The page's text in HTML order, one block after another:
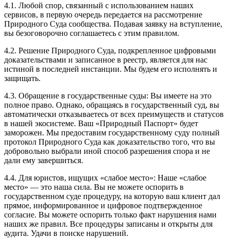
4.1. Любой спор, связанный с использованием наших
сервисов, в первую очередь передается на рассмотрение
Природного Суда сообщества. Подавая заявку на вступление,
вы безоговорочно соглашаетесь с этим правилом.
4.2. Решение Природного Суда, подкрепленное цифровыми
доказательствами и записанное в реестр, является для нас
истиной в последней инстанции. Мы будем его исполнять и
защищать.
4.3. Обращение в государственные суды: Вы имеете на это
полное право. Однако, обращаясь в государственный суд, вы
автоматически отказываетесь от всех преимуществ и статусов
в нашей экосистеме. Ваш «Природный Паспорт» будет
заморожен. Мы предоставим государственному суду полный
протокол Природного Суда как доказательство того, что вы
добровольно выбрали иной способ разрешения спора и не
дали ему завершиться.
4.4. Для юристов, ищущих «слабое место»: Наше «слабое
место» — это наша сила. Вы не можете оспорить в
государственном суде процедуру, на которую ваш клиент дал
прямое, информированное и цифровое подтвержденное
согласие. Вы можете оспорить только факт нарушения нами
наших же правил. Все процедуры записаны и открыты для
аудита. Удачи в поиске нарушений.